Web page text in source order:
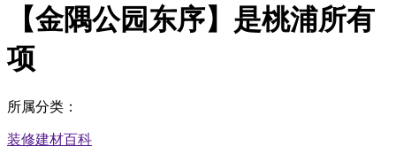
【金隅公园东序】是桃浦所有
项
所属分类：
装修建材百科